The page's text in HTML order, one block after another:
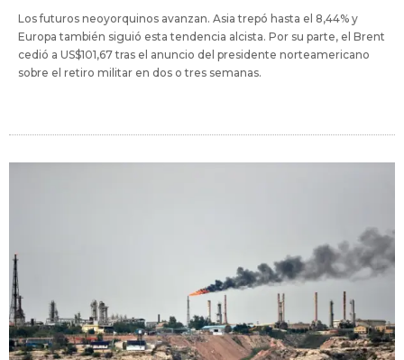
Los futuros neoyorquinos avanzan. Asia trepó hasta el 8,44% y
Europa también siguió esta tendencia alcista. Por su parte, el Brent
cedió a US$101,67 tras el anuncio del presidente norteamericano
sobre el retiro militar en dos o tres semanas.